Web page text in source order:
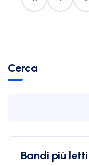
Cerca
Bandi più letti